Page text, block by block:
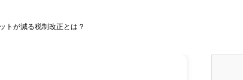
トが減る税制改正とは？